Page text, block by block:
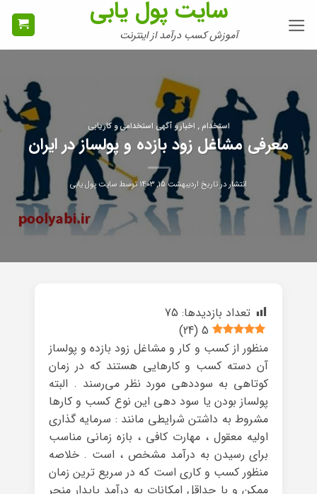
سایت پول یابی
آموزش کسب درآمد از اینترنت
استخدام , اخبار و آگهی استخدامی و کاریابی
معرفی مشاغل زود بازده و پولساز در ایران
انتشار در تاریخ اردیبهشت ۱۵, ۱۴۰۳ توسط سایت پول یابی
تعداد بازدیدها: 75
5
(
24
)
منظور از کسب و کار و مشاغل زود بازده و پولساز
آن دسته کسب و کارهایی هستند که در زمان
کوتاهی به سوددهی مورد نظر می‌رسند . البته
پولساز بودن یا سود دهی این نوع کسب و کارها
مشروط به داشتن شرایطی مانند : سرمایه گذاری
اولیه معقول ، مهارت کافی ، بازه زمانی مناسب
برای رسیدن به درآمد مشخص ، است . خلاصه
منظور کسب و کاری است که در سریع ترین زمان
ممکن و با حداقل امکانات به درآمد پایدار منجر